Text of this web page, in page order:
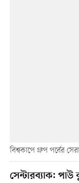
বিশ্বকাপে গ্রুপ পর্বের
সেন্টারব্যাক: পাউ